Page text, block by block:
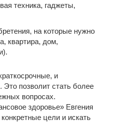
техника, гаджеты,
на которые нужно
квартира, дом,
и
Это позволит стать более
вопросах.
здоровье» Евгения
цели и искать